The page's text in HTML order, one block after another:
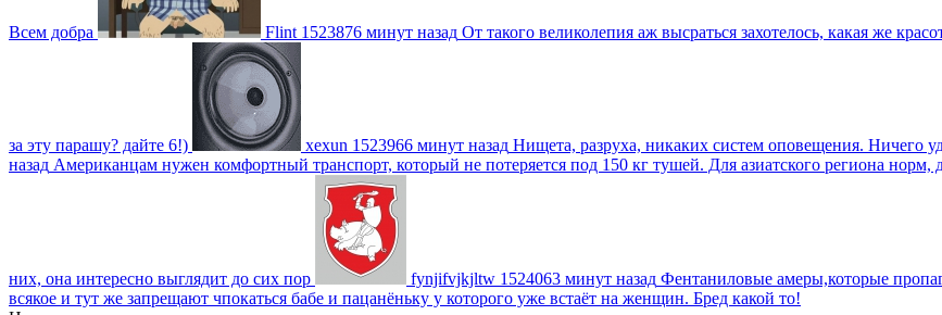
Всем добра Flint 1523876 минут назад От такого великолепия аж высраться захотелось, какая же
за эту парашу? дайте 6!) xexun 1523966 минут назад Нищета, разруха, никаких систем оповещения. Ничего
назад Американцам нужен комфортный транспорт, который не потеряется под 150 кг тушей. Для азиатского региона норм,
них, она интересно выглядит до сих пор fynjifvjkjltw 1524063 минут назад Фентаниловые амеры,которые
всякое и тут же запрещают чпокаться бабе и пацанёньку у которого уже встаёт на женщин. Бред какой то!